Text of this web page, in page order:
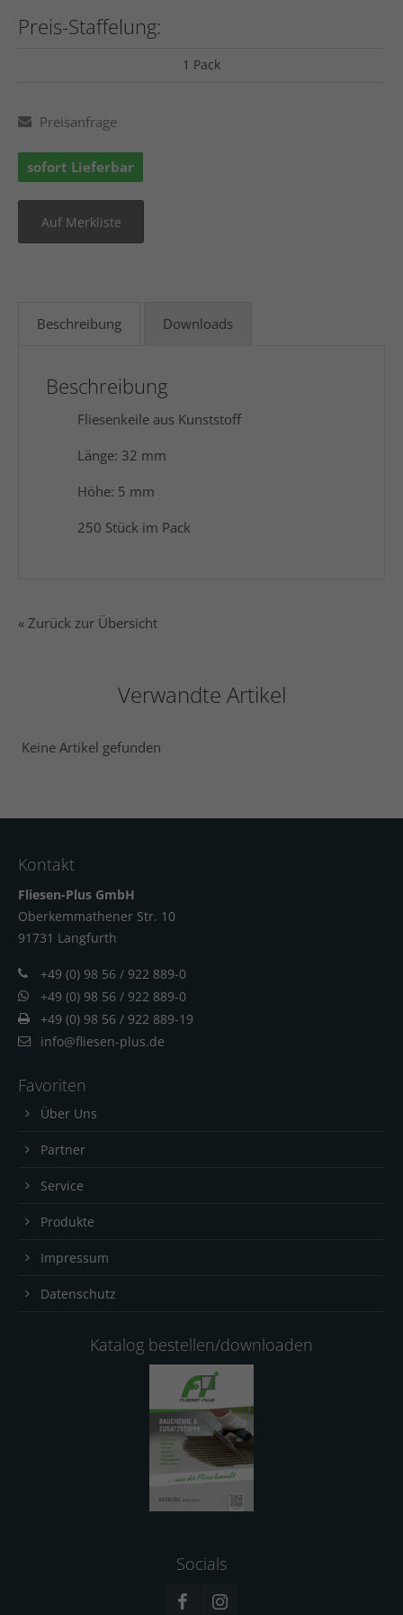
Preis-Staffelung:
1 Pack
Preisanfrage
sofort Lieferbar
Beschreibung Downloads
Beschreibung
Fliesenkeile aus Kunststoff
Länge: 32 mm
Höhe: 5 mm
250 Stück im Pack
« Zurück zur Übersicht
Verwandte Artikel
Keine Artikel gefunden
Kontakt
Fliesen-Plus GmbH
Oberkemmathener Str. 10
91731 Langfurth
+49 (0) 98 56 / 922 889-0
+49 (0) 98 56 / 922 889-0
+49 (0) 98 56 / 922 889-19
info@fliesen-plus.de
Favoriten
Über Uns
Partner
Service
Produkte
Impressum
Datenschutz
Katalog bestellen/downloaden
Socials